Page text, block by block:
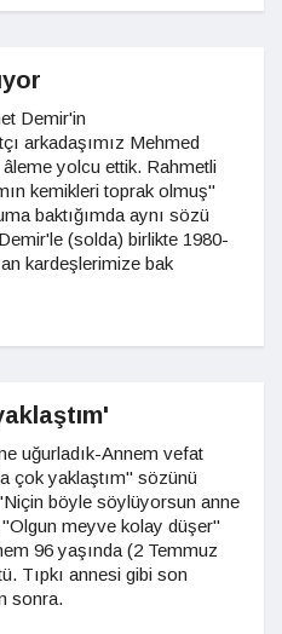
Demir'in
arkadaşımız Mehmed
yolcu ettik. Rahmetli
kemikleri toprak olmuş"
baktığımda aynı sözü
(solda) birlikte 1980-
kardeşlerimize bak
uğurladık-Annem vefat
çok yaklaştım" sözünü
böyle söylüyorsun anne
meyve kolay düşer"
96 yaşında (2 Temmuz
Tıpkı annesi gibi son
sonra.